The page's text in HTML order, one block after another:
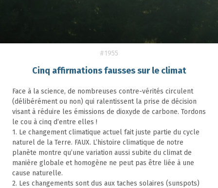
#1955
Cinq affirmations fausses sur le climat
Face à la science, de nombreuses contre-vérités circulent
(délibérément ou non) qui ralentissent la prise de décision
visant à réduire les émissions de dioxyde de carbone. Tordons
le cou à cinq d’entre elles !
1. Le changement climatique actuel fait juste partie du cycle
naturel de la Terre. FAUX. L’histoire climatique de notre
planète montre qu’une variation aussi subite du climat de
manière globale et homogène ne peut pas être liée à une
cause naturelle.
2. Les changements sont dus aux taches solaires (sunspots)